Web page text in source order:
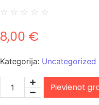
☆ ☆ ☆ ☆ ☆
8,00 €
Kategorija: Uncategorized
Pievienot